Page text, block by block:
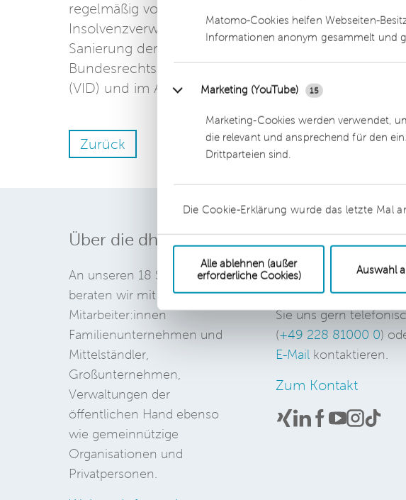
Matomo-Cookies helfen Webseiten-
Informationen anonym gesammelt und
Marketing (YouTube) 15
Marketing-Cookies werden verwendet,
die relevant und ansprechend für den
Drittparteien sind.
Die Cookie-Erklärung wurde das letzte Mal
Alle ablehnen (außer
erforderliche Cookies)
Auswahl
regelmäßig von einer Reihe von Gerichten in
Insolvenzverwalterin und Treuhänderin bestellt.
Sanierung der betroffenen Unternehmen. Sie ist
Bundesrechtsanwaltskammer (BRAK), im Verband
(VID) und im Arbeitskreis für Insolvenzwesen Köln e.V.
Zurück
Über die dhpg
An unseren 18 Standorten
beraten wir mit über 1.200
Mitarbeiter:innen
Familienunternehmen und
Mittelständler,
Großunternehmen,
Verwaltungen der
öffentlichen Hand ebenso
wie gemeinnützige
Organisationen und
Privatpersonen.
Kontakt
Wenn Sie Fragen zu
Angeboten haben,
Sie uns gern
(+49 228 81000 0)
E-Mailkontaktieren.
Zum Kontakt